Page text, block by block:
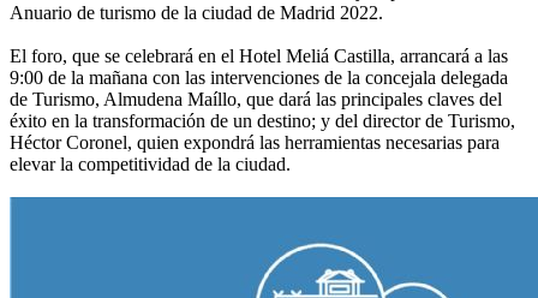
Anuario de turismo de la ciudad de Madrid 2022.
El foro, que se celebrará en el Hotel Meliá Castilla, arrancará a las
9:00 de la mañana con las intervenciones de la concejala delegada
de Turismo, Almudena Maíllo, que dará las principales claves del
éxito en la transformación de un destino; y del director de Turismo,
Héctor Coronel, quien expondrá las herramientas necesarias para
elevar la competitividad de la ciudad.